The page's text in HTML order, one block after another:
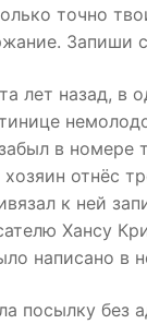
точно
Запиши
лет назад, в
в номере
отнёс
к ней
Хансу
написано в
посылку без